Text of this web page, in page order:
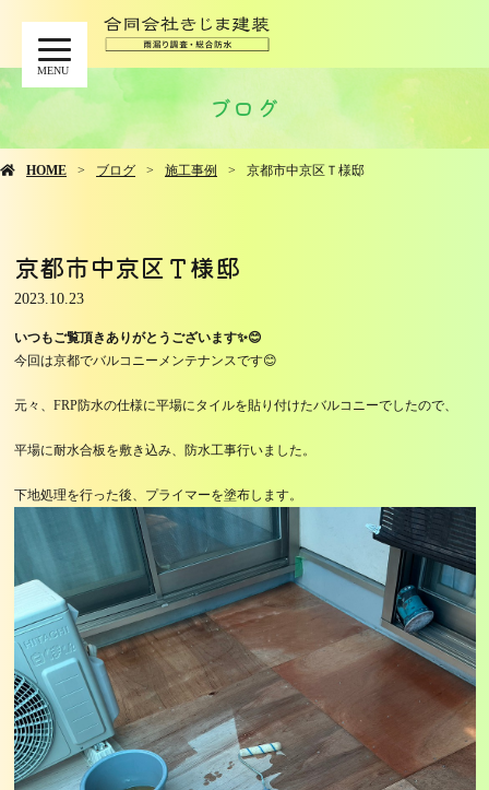
MENU
ブログ
HOME ブログ 施工事例 京都市中京区Ｔ様邸
京都市中京区Ｔ様邸
2023.10.23
いつもご覧頂きありがとうございます✨😊
今回は京都でバルコニーメンテナンスです😊
元々、FRP防水の仕様に平場にタイルを貼り付けたバルコニーでしたので、
平場に耐水合板を敷き込み、防水工事行いました。
下地処理を行った後、プライマーを塗布します。